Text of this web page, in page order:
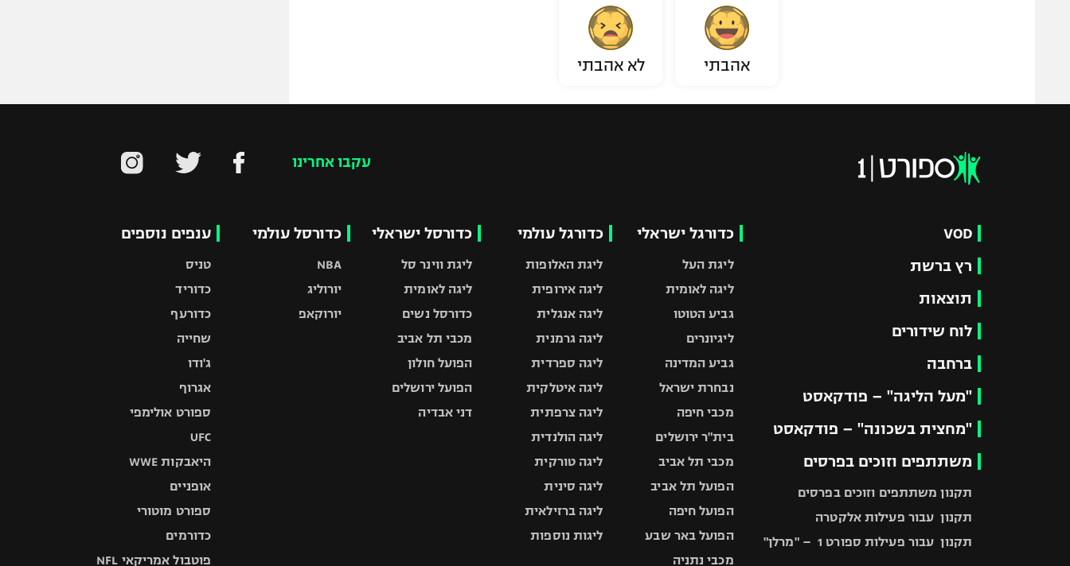
אהבתי לא אהבתי
עקבו אחרינו
VOD
רץ ברשת
תוצאות
לוח שידורים
ברחבה
"מעל הליגה" – פודקאסט
"מחצית בשכונה" – פודקאסט
משתתפים וזוכים בפרסים
תקנון משתתפים וזוכים בפרסים
תקנון עבור פעילות אלקטרה
תקנון עבור פעילות ספורט 1 – "מרלן"
כדורגל ישראלי
ליגת העל
ליגה לאומית
גביע הטוטו
ליגיונרים
גביע המדינה
נבחרת ישראל
מכבי חיפה
בית"ר ירושלים
מכבי תל אביב
הפועל תל אביב
הפועל חיפה
הפועל באר שבע
מכבי נתניה
כדורגל עולמי
ליגת האלופות
ליגה אירופית
ליגה אנגלית
ליגה גרמנית
ליגה ספרדית
ליגה איטלקית
ליגה צרפתית
ליגה הולנדית
ליגה טורקית
ליגה סינית
ליגה ברזילאית
ליגות נוספות
כדורסל ישראלי
ליגת ווינר סל
ליגה לאומית
כדורסל נשים
מכבי תל אביב
הפועל חולון
הפועל ירושלים
דני אבדיה
כדורסל עולמי
NBA
יורוליג
יורוקאפ
ענפים נוספים
טניס
כדוריד
כדורעף
שחייה
ג'ודו
אגרוף
ספורט אולימפי
UFC
היאבקות WWE
אופניים
ספורט מוטורי
כדורמים
פוטבול אמריקאי NFL